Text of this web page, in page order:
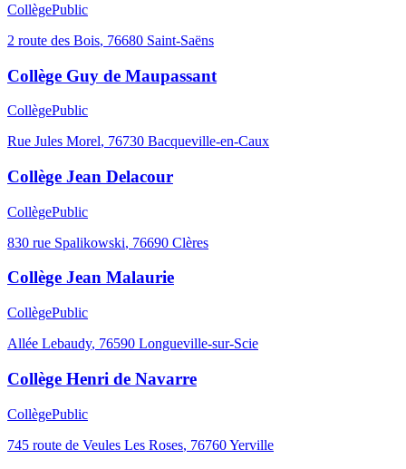
CollègePublic
2 route des Bois, 76680 Saint-Saëns
Collège Guy de Maupassant
CollègePublic
Rue Jules Morel, 76730 Bacqueville-en-Caux
Collège Jean Delacour
CollègePublic
830 rue Spalikowski, 76690 Clères
Collège Jean Malaurie
CollègePublic
Allée Lebaudy, 76590 Longueville-sur-Scie
Collège Henri de Navarre
CollègePublic
745 route de Veules Les Roses, 76760Yerville